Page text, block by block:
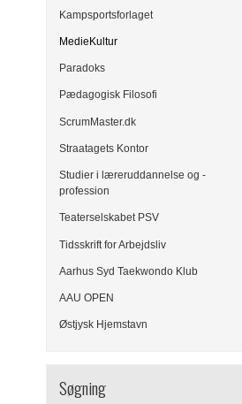
Kampsportsforlaget
MedieKultur
Paradoks
Pædagogisk Filosofi
ScrumMaster.dk
Straatagets Kontor
Studier i læreruddannelse og -
profession
Teaterselskabet PSV
Tidsskrift for Arbejdsliv
Aarhus Syd Taekwondo Klub
AAU OPEN
Østjysk Hjemstavn
Søgning